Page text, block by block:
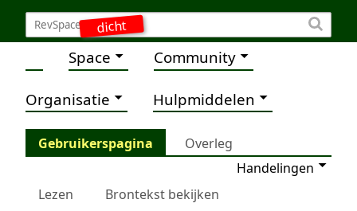
dicht
Space Community
Organisatie Hulpmiddelen
Gebruikerspagina
Overleg
Handelingen
Lezen
Brontekst bekijken